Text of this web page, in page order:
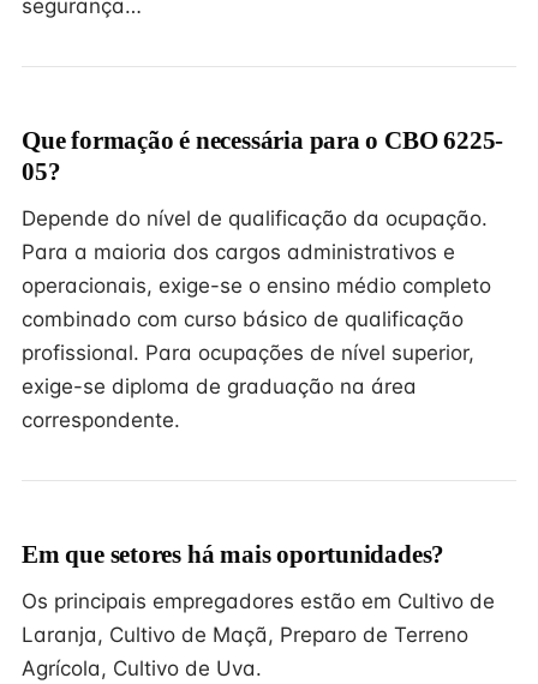
segurança…
Que formação é necessária para o CBO 6225-
05?
Depende do nível de qualificação da ocupação.
Para a maioria dos cargos administrativos e
operacionais, exige-se o ensino médio completo
combinado com curso básico de qualificação
profissional. Para ocupações de nível superior,
exige-se diploma de graduação na área
correspondente.
Em que setores há mais oportunidades?
Os principais empregadores estão em Cultivo de
Laranja, Cultivo de Maçã, Preparo de Terreno
Agrícola, Cultivo de Uva.